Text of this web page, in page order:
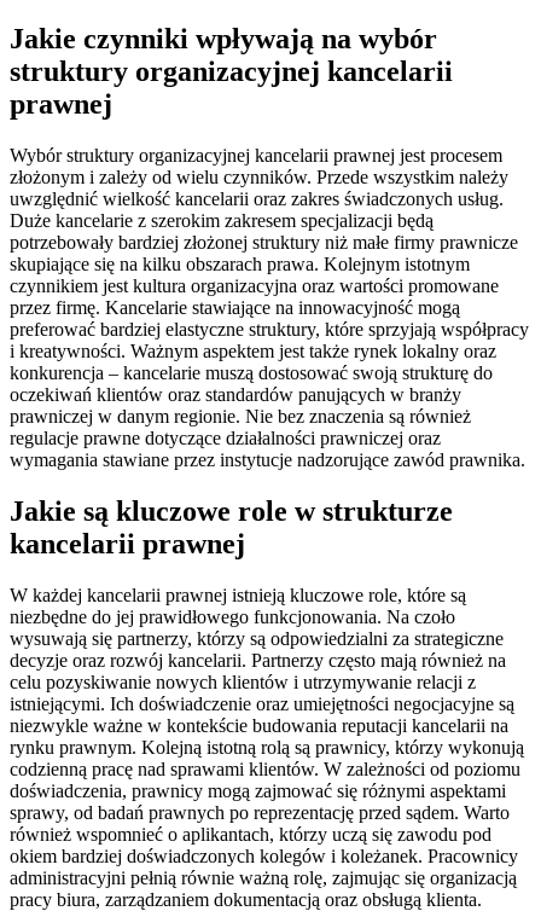
Jakie czynniki wpływają na wybór
struktury organizacyjnej kancelarii
prawnej
Wybór struktury organizacyjnej kancelarii prawnej jest procesem
złożonym i zależy od wielu czynników. Przede wszystkim należy
uwzględnić wielkość kancelarii oraz zakres świadczonych usług.
Duże kancelarie z szerokim zakresem specjalizacji będą
potrzebowały bardziej złożonej struktury niż małe firmy prawnicze
skupiające się na kilku obszarach prawa. Kolejnym istotnym
czynnikiem jest kultura organizacyjna oraz wartości promowane
przez firmę. Kancelarie stawiające na innowacyjność mogą
preferować bardziej elastyczne struktury, które sprzyjają współpracy
i kreatywności. Ważnym aspektem jest także rynek lokalny oraz
konkurencja – kancelarie muszą dostosować swoją strukturę do
oczekiwań klientów oraz standardów panujących w branży
prawniczej w danym regionie. Nie bez znaczenia są również
regulacje prawne dotyczące działalności prawniczej oraz
wymagania stawiane przez instytucje nadzorujące zawód prawnika.
Jakie są kluczowe role w strukturze
kancelarii prawnej
W każdej kancelarii prawnej istnieją kluczowe role, które są
niezbędne do jej prawidłowego funkcjonowania. Na czoło
wysuwają się partnerzy, którzy są odpowiedzialni za strategiczne
decyzje oraz rozwój kancelarii. Partnerzy często mają również na
celu pozyskiwanie nowych klientów i utrzymywanie relacji z
istniejącymi. Ich doświadczenie oraz umiejętności negocjacyjne są
niezwykle ważne w kontekście budowania reputacji kancelarii na
rynku prawnym. Kolejną istotną rolą są prawnicy, którzy wykonują
codzienną pracę nad sprawami klientów. W zależności od poziomu
doświadczenia, prawnicy mogą zajmować się różnymi aspektami
sprawy, od badań prawnych po reprezentację przed sądem. Warto
również wspomnieć o aplikantach, którzy uczą się zawodu pod
okiem bardziej doświadczonych kolegów i koleżanek. Pracownicy
administracyjni pełnią równie ważną rolę, zajmując się organizacją
pracy biura, zarządzaniem dokumentacją oraz obsługą klienta.